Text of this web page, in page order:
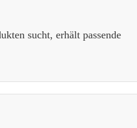
sucht, erhält passende